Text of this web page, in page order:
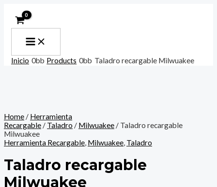
contenido
Inicio Products Taladro recargable Milwuakee
Home / Herramienta
Recargable / Taladro / Milwuakee / Taladro recargable
Milwuakee
Herramienta Recargable, Milwuakee, Taladro
Taladro recargable
Milwuakee
recargable
Milwuakee
quantity